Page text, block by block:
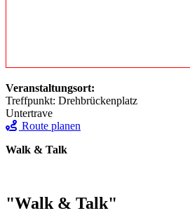
Veranstaltungsort:
Treffpunkt: Drehbrückenplatz
Untertrave
Route planen
Walk & Talk
"Walk & Talk"